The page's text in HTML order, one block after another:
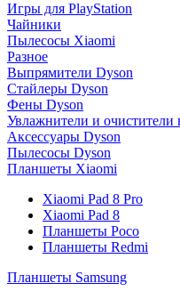
Игры для PlayStation
Чайники
Пылесосы Xiaomi
Разное
Выпрямители Dyson
Стайлеры Dyson
Фены Dyson
Увлажнители и очистители
Аксессуары Dyson
Пылесосы Dyson
Планшеты Xiaomi
Xiaomi Pad 8 Pro
Xiaomi Pad 8
Планшеты Poco
Планшеты Redmi
Планшеты Samsung